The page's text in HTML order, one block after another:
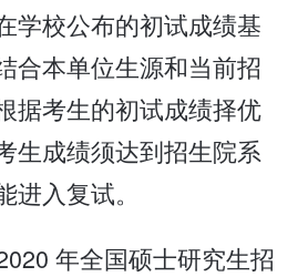
学校公布的初试成绩基
合本单位生源和当前招
据考生的初试成绩择优
生成绩须达到招生院系
入复试。
年全国硕士研究生招